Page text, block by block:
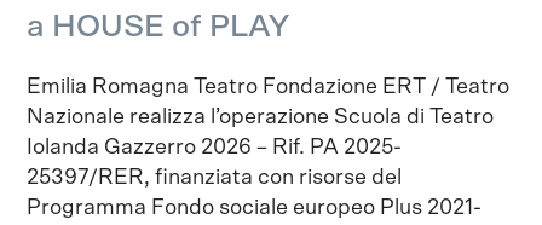
a HOUSE of PLAY
Emilia Romagna Teatro Fondazione ERT / Teatro
Nazionale realizza l’operazione Scuola di Teatro
Iolanda Gazzerro 2026 – Rif. PA 2025-
25397/RER, finanziata con risorse del
Programma Fondo sociale europeo Plus 2021-